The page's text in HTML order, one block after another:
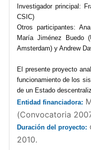
Investigador principal:
CSIC)
Otros participantes:
María Jiménez Buedo
Amsterdam) y Andrew
El presente proyecto
funcionamiento de los
de un Estado
Entidad financiadora:
(Convocatoria
Duración del proyecto:
2010.